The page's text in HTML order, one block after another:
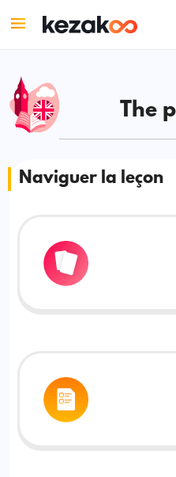
The
Naviguer la leçon